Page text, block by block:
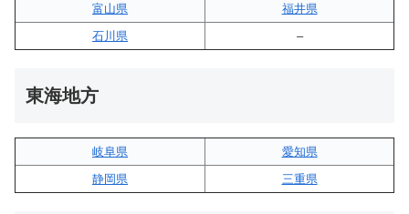
富山県
福井県
石川県
–
東海地方
岐阜県
愛知県
静岡県
三重県